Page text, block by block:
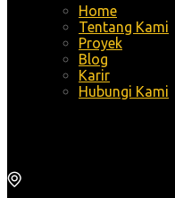
Home
Tentang Kami
Proyek
Blog
Karir
Hubungi Kami